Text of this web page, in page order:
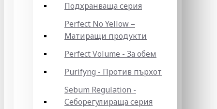
Подхранваща серия
Perfect No Yellow –
Матиращи продукти
Perfect Volume - За обем
Purifyng - Против пърхот
Sebum Regulation -
Себорегулираща серия